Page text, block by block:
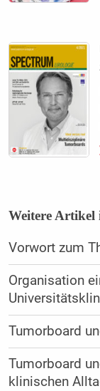
Weitere
Vorwort zum
Organisation
Tumorboard
Tumorboard
klinischen